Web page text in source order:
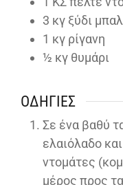
3 κγ ξύδι
1 κγ ρίγανη
½ κγ θυμάρι
ΟΔΗΓΊΕΣ
Σε ένα βαθύ
ελαιόλαδο
ντομάτες
μέρος προς